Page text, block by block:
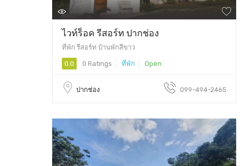
ไวท์ร็อค รีสอร์ท ปากช่อง
ที่พัก รีสอร์ท บ้านพักสีขาว
0.0 0 Ratings ที่พัก Open
ปากช่อง 099-494-2465